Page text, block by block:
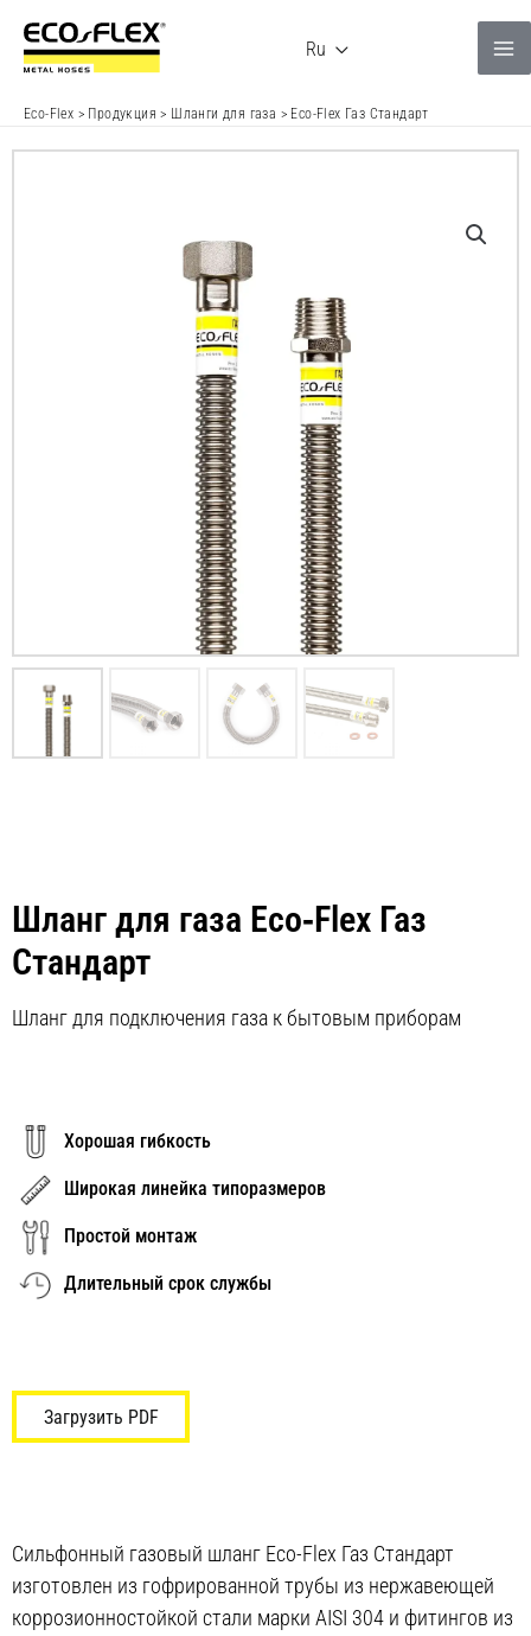
содержимому
Ru
Eco-Flex > Продукция > Шланги для газа > Eco-Flex Газ Стандарт
Шланг для газа Eco‑Flex Газ
Стандарт
Шланг для подключения газа к бытовым приборам
Хорошая гибкость
Широкая линейка типоразмеров
Простой монтаж
Длительный срок службы
Загрузить PDF
Сильфонный газовый шланг Eco-Flex Газ Стандарт
изготовлен из гофрированной трубы из нержавеющей
коррозионностойкой стали марки AISI 304 и фитингов из